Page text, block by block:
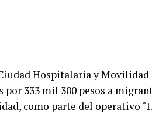
Hospitalaria y Movilidad
333 mil 300 pesos a
como parte del operativo